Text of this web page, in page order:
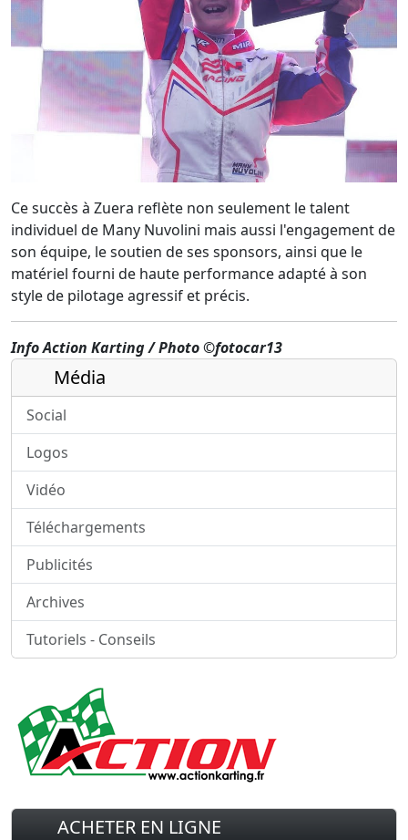
Ce succès à Zuera reflète non seulement le talent
individuel de Many Nuvolini mais aussi l'engagement de
son équipe, le soutien de ses sponsors, ainsi que le
matériel fourni de haute performance adapté à son
style de pilotage agressif et précis.
Info Action Karting/ Photo©fotocar13
Média
Social
Logos
Vidéo
Téléchargements
Publicités
Archives
Tutoriels - Conseils
ACHETER EN LIGNE